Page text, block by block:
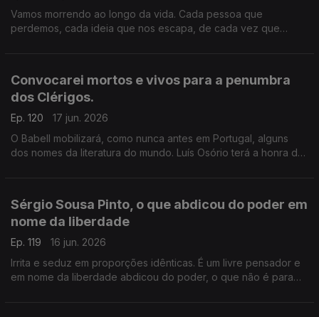
Vamos morrendo ao longo da vida. Cada pessoa que
perdemos, cada ideia que nos escapa, de cada vez que
Convocarei mortos e vivos para a penumbra
dos Clérigos.
Ep. 120
17 jun. 2026
O Babell mobilizará, como nunca antes em Portugal, alguns
dos nomes da literatura do mundo. Luís Osório terá a honra de
Sérgio Sousa Pinto, o que abdicou do poder em
nome da liberdade
Ep. 119
16 jun. 2026
Irrita e seduz em proporções idênticas. É um livre pensador e
em nome da liberdade abdicou do poder, o que não é para